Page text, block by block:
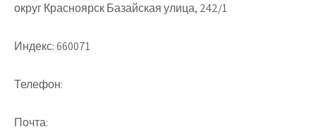
округ Красноярск Базайская улица, 242/1
Индекс:660071
Телефон:
Почта: